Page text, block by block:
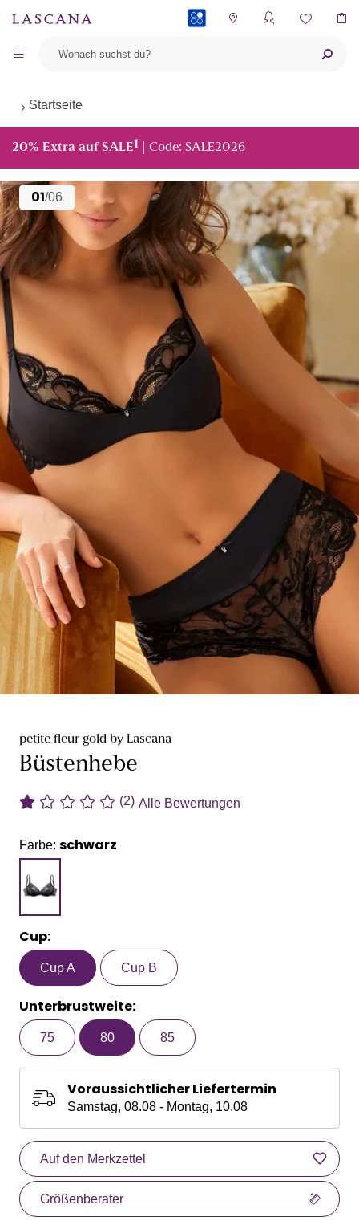
Startseite
20% Extra auf SALE1 | Code: SALE2026
01/06
petite fleur gold by Lascana
Büstenhebe
(2) Alle Bewertungen
Farbe: schwarz
Cup:
Cup A Cup B
Unterbrustweite:
75 80 85
Voraussichtlicher Liefertermin
Samstag, 08.08 - Montag, 10.08
Auf den Merkzettel
Größenberater